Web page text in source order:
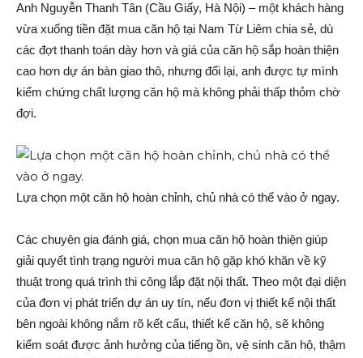
Anh Nguyễn Thanh Tân (Cầu Giấy, Hà Nội) – một khách hàng
vừa xuống tiền đặt mua căn hộ tại Nam Từ Liêm chia sẻ, dù
các đợt thanh toán dày hơn và giá của căn hộ sắp hoàn thiện
cao hơn dự án bàn giao thô, nhưng đổi lại, anh được tự mình
kiểm chứng chất lượng căn hộ mà không phải thấp thỏm chờ
đợi.
Lựa chọn một căn hộ hoàn chỉnh, chủ nhà có thể vào ở ngay.
Các chuyên gia đánh giá, chọn mua căn hộ hoàn thiện giúp
giải quyết tình trạng người mua căn hộ gặp khó khăn về kỹ
thuật trong quá trình thi công lắp đặt nội thất. Theo một đại diện
của đơn vị phát triển dự án uy tín, nếu đơn vị thiết kế nội thất
bên ngoài không nắm rõ kết cấu, thiết kế căn hộ, sẽ không
kiểm soát được ảnh hưởng của tiếng ồn, vệ sinh căn hộ, thậm